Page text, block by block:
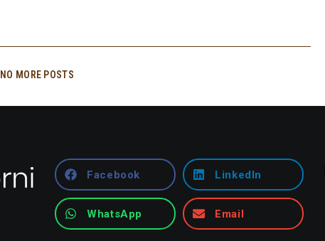
NO MORE POSTS
Facebook LinkedIn
WhatsApp Email